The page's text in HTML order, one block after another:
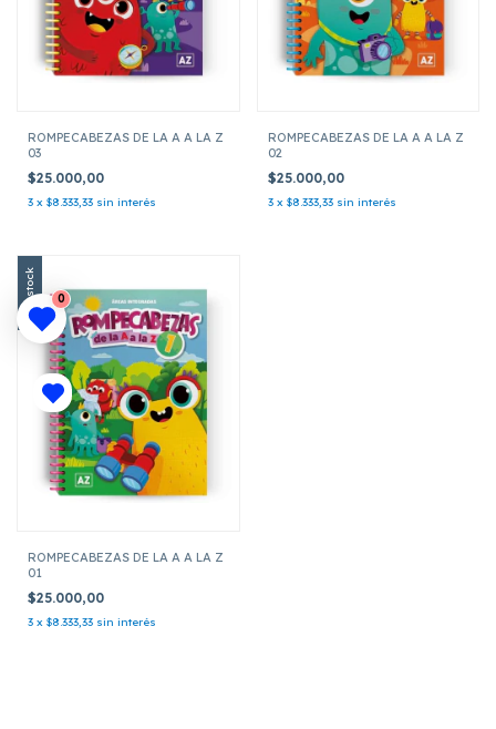
ROMPECABEZAS DE LA A A LA Z
03
$25.000,00
3 x $8.333,33 sin interés
ROMPECABEZAS DE LA A A LA Z
02
$25.000,00
3 x $8.333,33 sin interés
Sin stock
ROMPECABEZAS DE LA A A LA Z
01
$25.000,00
3 x $8.333,33 sin interés
0